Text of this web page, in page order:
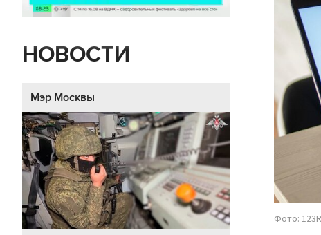
НОВОСТИ
Мэр Москвы
Фото: